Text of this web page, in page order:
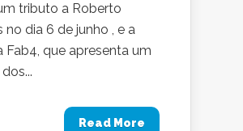
tributo a Roberto
no dia 6 de junho , e a
Fab4, que apresenta um
Read More